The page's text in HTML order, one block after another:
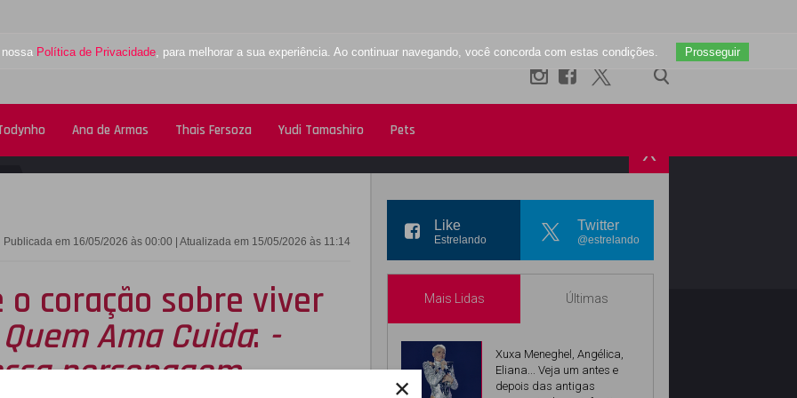
×
Política de Privacidade, para melhorar a sua experiência. Ao continuar navegando, você concorda com estas condições. Prosseguir
Ana de Armas Thais Fersoza Yudi Tamashiro Pets
X
Publicada em 16/05/2026 às 00:00 | Atualizada em 15/05/2026 às 11:14
coração sobre viver
Quem Ama Cuida: -
personagem
Like
Estrelando
Twitter
@estrelando
Mais Lidas Últimas
Xuxa Meneghel, Angélica,
Eliana... Veja um antes e
depois das antigas
INSTAGRAM